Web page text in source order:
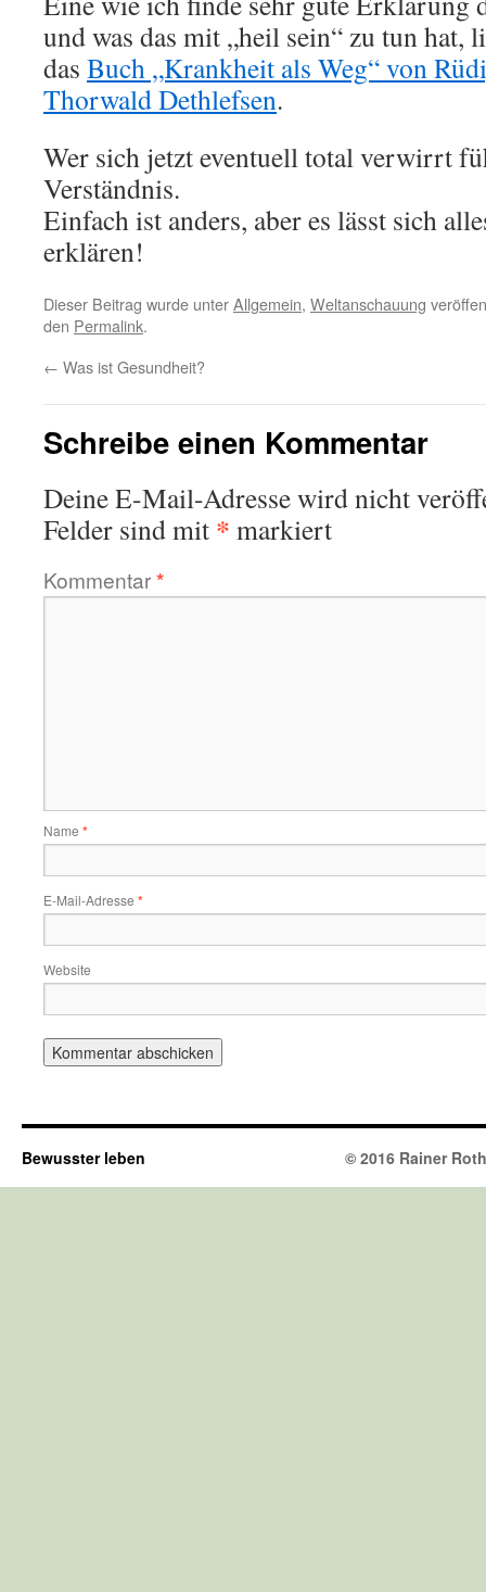
und was das mit „heil sein“ zu tun hat,
das Buch „Krankheit als Weg“ von
Thorwald Dethlefsen.
Wer sich jetzt eventuell total verwirrt
Verständnis.
Einfach ist anders, aber es lässt sich
erklären!
Dieser Beitrag wurde unterAllgemein, Weltanschauung
den Permalink.
← Was ist Gesundheit?
Schreibe einen Kommentar
Deine E-Mail-Adresse wird nicht
Felder sind mit * markiert
Kommentar*
Name *
E-Mail-Adresse *
Website
Bewusster leben © 2016 Rainer